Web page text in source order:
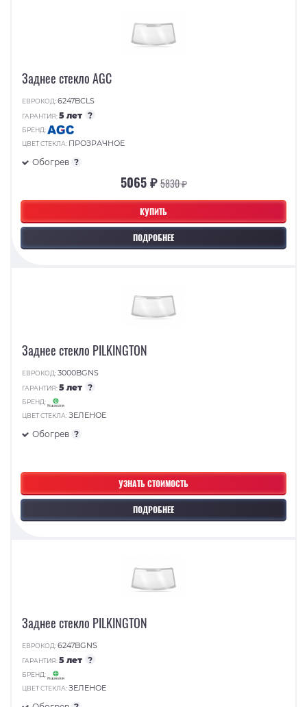
КУПИТЬ
ПОДРОБНЕЕ
Заднее стекло AGC
ЕВРОКОД:6247BCLS
ГАРАНТИЯ:5 лет ?
БРЕНД:
ЦВЕТ СТЕКЛА: ПРОЗРАЧНОЕ
Обогрев ?
5065 ₽5830 ₽
УЗНАТЬ СТОИМОСТЬ
ПОДРОБНЕЕ
Заднее стекло PILKINGTON
ЕВРОКОД:3000BGNS
ГАРАНТИЯ:5 лет ?
БРЕНД:
ЦВЕТ СТЕКЛА:ЗЕЛЕНОЕ
Обогрев ?
Заднее стекло PILKINGTON
ЕВРОКОД:6247BGNS
ГАРАНТИЯ:5 лет ?
БРЕНД:
ЦВЕТ СТЕКЛА:ЗЕЛЕНОЕ